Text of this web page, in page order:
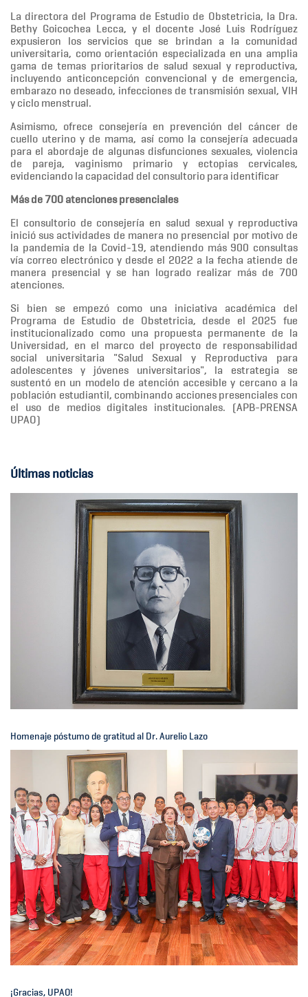
La directora del Programa de Estudio de Obstetricia, la Dra.
Bethy Goicochea Lecca, y el docente José Luis Rodríguez
expusieron los servicios que se brindan a la comunidad
universitaria, como orientación especializada en una amplia
gama de temas prioritarios de salud sexual y reproductiva,
incluyendo anticoncepción convencional y de emergencia,
embarazo no deseado, infecciones de transmisión sexual, VIH
y ciclo menstrual.
Asimismo, ofrece consejería en prevención del cáncer de
cuello uterino y de mama, así como la consejería adecuada
para el abordaje de algunas disfunciones sexuales, violencia
de pareja, vaginismo primario y ectopias cervicales,
evidenciando la capacidad del consultorio para identificar
Más de 700 atenciones presenciales
El consultorio de consejería en salud sexual y reproductiva
inició sus actividades de manera no presencial por motivo de
la pandemia de la Covid-19, atendiendo más 900 consultas
vía correo electrónico y desde el 2022 a la fecha atiende de
manera presencial y se han logrado realizar más de 700
atenciones.
Si bien se empezó como una iniciativa académica del
Programa de Estudio de Obstetricia, desde el 2025 fue
institucionalizado como una propuesta permanente de la
Universidad, en el marco del proyecto de responsabilidad
social universitaria "Salud Sexual y Reproductiva para
adolescentes y jóvenes universitarios", la estrategia se
sustentó en un modelo de atención accesible y cercano a la
población estudiantil, combinando acciones presenciales con
el uso de medios digitales institucionales. (APB-PRENSA
UPAO)
Últimas noticias
Homenaje póstumo de gratitud al Dr. Aurelio Lazo
¡Gracias, UPAO!